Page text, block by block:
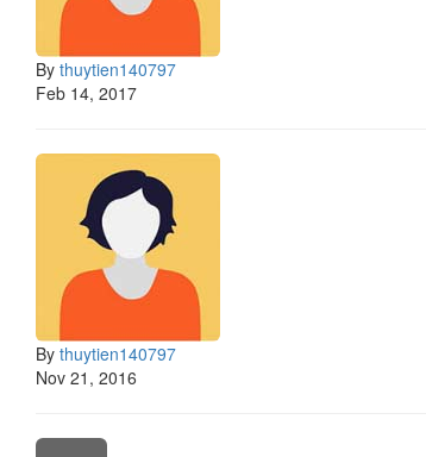
By thuytien140797
Feb 14, 2017
By thuytien140797
Nov 21, 2016